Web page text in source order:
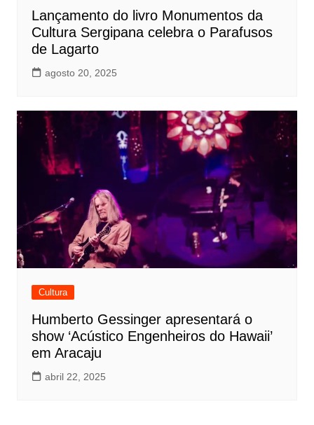
Lançamento do livro Monumentos da
Cultura Sergipana celebra o Parafusos
de Lagarto
agosto 20, 2025
Cultura
Humberto Gessinger apresentará o
show ‘Acústico Engenheiros do Hawaii’
em Aracaju
abril 22, 2025